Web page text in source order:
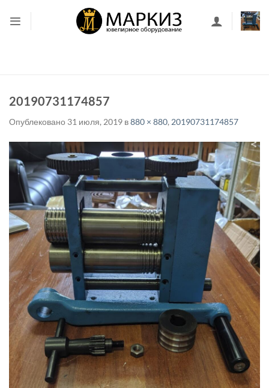
20190731174857
Опублековано 31 июля, 2019 в880 × 880, 20190731174857